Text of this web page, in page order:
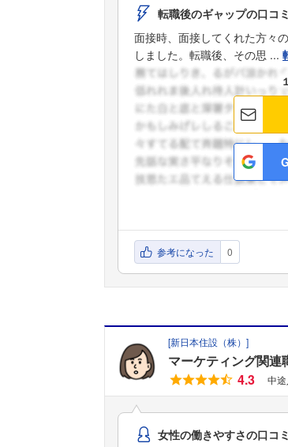
転職後のギャップの口コミ
面接時、面接してくれた方々
しました。転職後、その思 ...
参考になった 0
[新日本住設（株） ]
マーケティング関連
4.3
中
女性の働きやすさの口コミ